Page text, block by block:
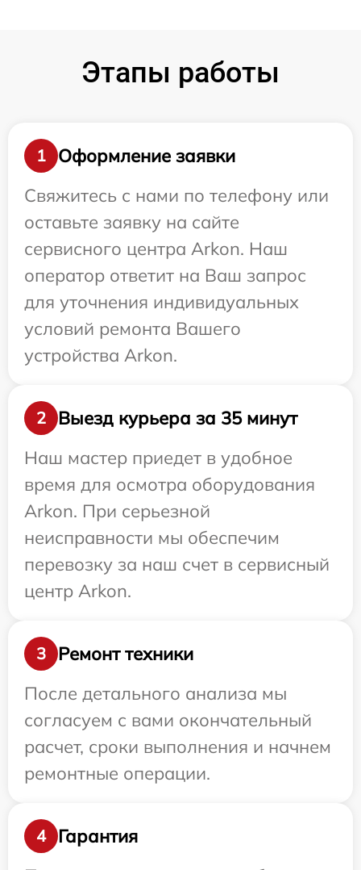
Этапы работы
1
Оформление заявки
Свяжитесь с нами по телефону или
оставьте заявку на сайте
сервисного центра Arkon. Наш
оператор ответит на Ваш запрос
для уточнения индивидуальных
условий ремонта Вашего
устройства Arkon.
2
Выезд курьера за 35 минут
Наш мастер приедет в удобное
время для осмотра оборудования
Arkon. При серьезной
неисправности мы обеспечим
перевозку за наш счет в сервисный
центр Arkon.
3
Ремонт техники
После детального анализа мы
согласуем с вами окончательный
расчет, сроки выполнения и начнем
ремонтные операции.
4
Гарантия